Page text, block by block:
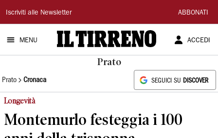
Il
Tirreno
Iscriviti alle Newsletter ABBONATI
MENU ACCEDI
Prato
Prato Cronaca SEGUICI SU DISCOVER
Longevità
Montemurlo festeggia i 100